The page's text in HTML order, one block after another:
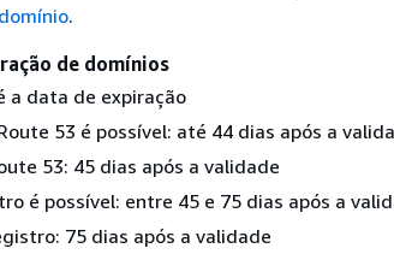
.
de domínios
a data de expiração
53 é possível: até 44 dias após a
53: 45 dias após a validade
é possível: entre 45 e 75 dias após a
75 dias após a validade